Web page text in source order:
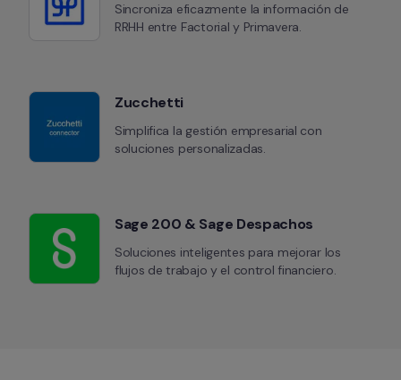
Sincroniza eficazmente la información de
RRHH entre Factorial y Primavera.
Zucchetti
Simplifica la gestión empresarial con
soluciones personalizadas.
Sage 200 & Sage Despachos
Soluciones inteligentes para mejorar los
flujos de trabajo y el control financiero.